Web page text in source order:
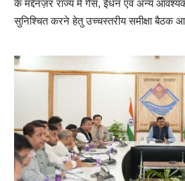
के मद्देनज़र राज्य में गैस, ईंधन एवं अन्य आवश्यक
सुनिश्चित करने हेतु उच्चस्तरीय समीक्षा बैठक